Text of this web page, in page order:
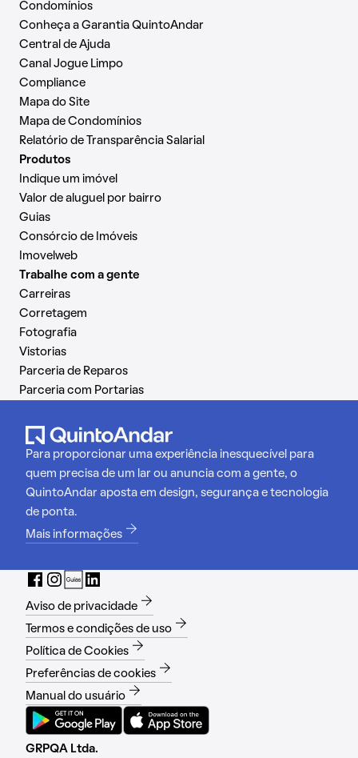
Condomínios
Conheça a Garantia QuintoAndar
Central de Ajuda
Canal Jogue Limpo
Compliance
Mapa do Site
Mapa de Condomínios
Relatório de Transparência Salarial
Produtos
Indique um imóvel
Valor de aluguel por bairro
Guias
Consórcio de Imóveis
Imovelweb
Trabalhe com a gente
Carreiras
Corretagem
Fotografia
Vistorias
Parceria de Reparos
Parceria com Portarias
Para proporcionar uma experiência inesquecível para
quem precisa de um lar ou anuncia com a gente, o
QuintoAndar aposta em design, segurança e tecnologia
de ponta.
Mais informações
Aviso de privacidade
Termos e condições de uso
Política de Cookies
Preferências de cookies
Manual do usuário
GRPQA Ltda.